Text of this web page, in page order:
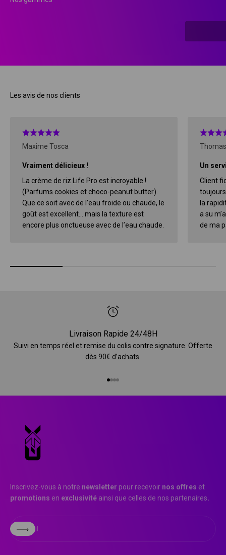
Les avis de nos clients
Maxime Tosca
Vraiment délicieux !
La crème de riz Life Pro est incroyable !
(Parfums cookies et choco-peanut butter).
Que ce soit avec de l’eau froide ou chaude, le
goût est excellent… mais la texture est
encore plus onctueuse avec de l’eau chaude.
Un
Client
la
a su
de ma
Livraison Rapide 24/48H
Suivi en temps réel et remise du colis contre signature. Offerte
dès 90€ d’achats.
Inscrivez-vous à notre newsletter pour recevoir nos offres et
promotions en exclusivité ainsi que celles de nos partenaires.
E-mail
S'inscrire